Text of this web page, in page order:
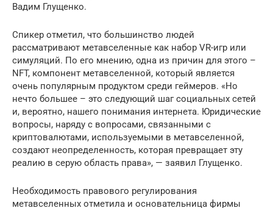
Вадим Глущенко.
Спикер отметил, что большинство людей
рассматривают метавселенные как набор VR-игр или
симуляций. По его мнению, одна из причин для этого –
NFT, компонент метавселенной, который является
очень популярным продуктом среди геймеров. «Но
нечто большее – это следующий шаг социальных сетей
и, вероятно, нашего понимания интернета. Юридические
вопросы, наряду с вопросами, связанными с
криптовалютами, используемыми в метавселенной,
создают неопределенность, которая превращает эту
реалию в серую область права», — заявил Глущенко.
Необходимость правового регулирования
метавселенных отметила и основательница фирмы